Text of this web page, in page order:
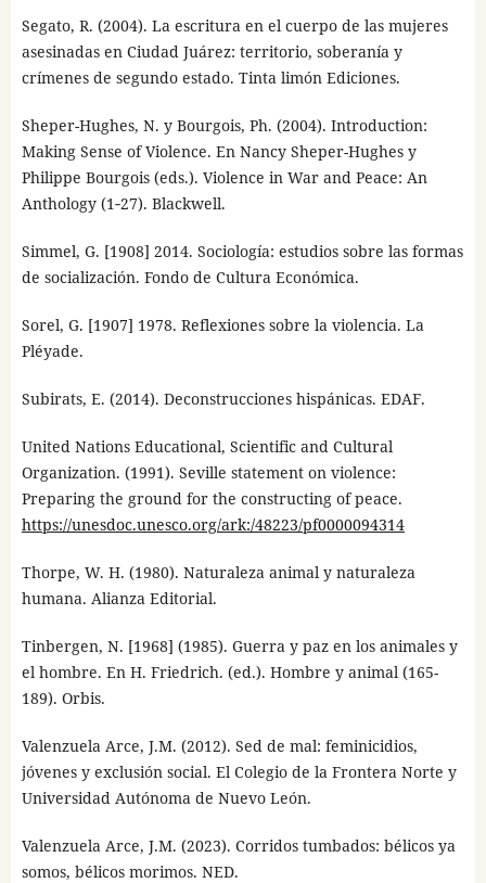
Segato, R. (2004). La escritura en el cuerpo de las mujeres
asesinadas en Ciudad Juárez: territorio, soberanía y
crímenes de segundo estado. Tinta limón Ediciones.
Sheper-Hughes, N. y Bourgois, Ph. (2004). Introduction:
Making Sense of Violence. En Nancy Sheper-Hughes y
Philippe Bourgois (eds.). Violence in War and Peace: An
Anthology (1‑27). Blackwell.
Simmel, G. [1908] 2014. Sociología: estudios sobre las formas
de socialización. Fondo de Cultura Económica.
Sorel, G. [1907] 1978. Reflexiones sobre la violencia. La
Pléyade.
Subirats, E. (2014). Deconstrucciones hispánicas. EDAF.
United Nations Educational, Scientific and Cultural
Organization. (1991). Seville statement on violence:
Preparing the ground for the constructing of peace.
https://unesdoc.unesco.org/ark:/48223/pf0000094314
Thorpe, W. H. (1980). Naturaleza animal y naturaleza
humana. Alianza Editorial.
Tinbergen, N. [1968] (1985). Guerra y paz en los animales y
el hombre. En H. Friedrich. (ed.). Hombre y animal (165-
189). Orbis.
Valenzuela Arce, J.M. (2012). Sed de mal: feminicidios,
jóvenes y exclusión social. El Colegio de la Frontera Norte y
Universidad Autónoma de Nuevo León.
Valenzuela Arce, J.M. (2023). Corridos tumbados: bélicos ya
somos, bélicos morimos. NED.